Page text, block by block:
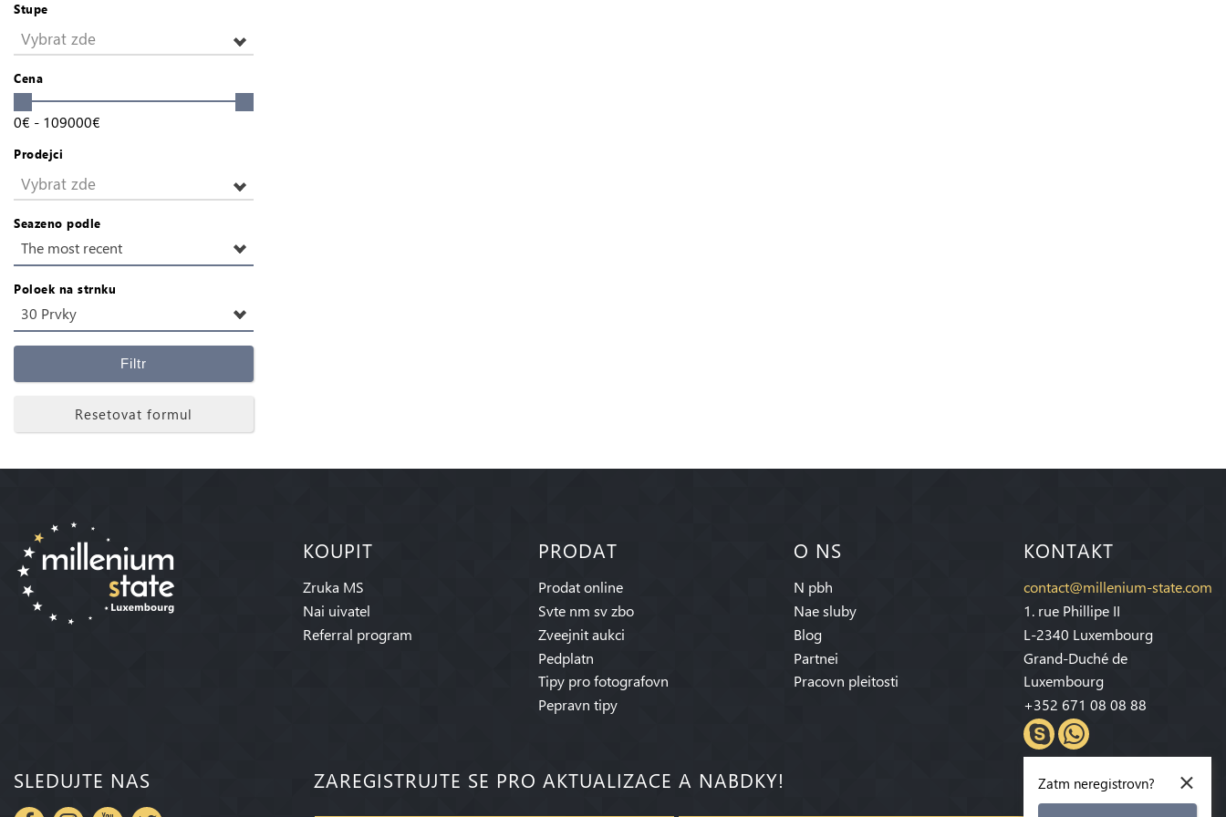
Stupe
Vybrat zde
Cena
0€ - 109000€
Prodejci
Vybrat zde
Seazeno podle
The most recent
Poloek na strnku
30 Prvky
Filtr
Resetovat formul
KOUPIT
Zruka MS
Nai uivatel
Referral program
PRODAT
Prodat online
Svte nm sv zbo
Zveejnit aukci
Pedplatn
Tipy pro fotografovn
Pepravn tipy
O NS
N pbh
Nae sluby
Blog
Partnei
Pracovn pleitosti
KONTAKT
contact@millenium-state.com
1. rue Phillipe II
L-2340 Luxembourg
Grand-Duché de
Luxembourg
+352 671 08 08 88
SLEDUJTE NAS ZAREGISTRUJTE SE PRO AKTUALIZACE A NABDKY! ×
Zatm neregistrovn?